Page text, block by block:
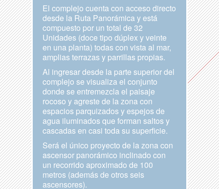
El complejo cuenta con acceso directo
desde la Ruta Panorámica y está
compuesto por un total de 32
Unidades (doce tipo dúplex y veinte
en una planta) todas con vista al mar,
amplias terrazas y parrillas propias.
Al ingresar desde la parte superior del
complejo se visualiza el conjunto
donde se entremezcla el paisaje
rocoso y agreste de la zona con
espacios parquizados y espejos de
agua iluminados que forman saltos y
cascadas en casi toda su superficie.
Será el único proyecto de la zona con
ascensor panorámico inclinado con
un recorrido aproximado de 100
metros (además de otros seis
ascensores).